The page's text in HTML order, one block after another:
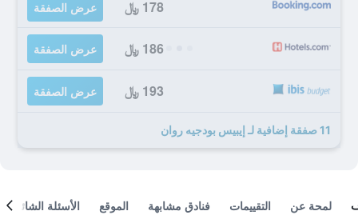
178 ﷼ عرض الصفقة
186 ﷼ عرض الصفقة
193 ﷼ عرض الصفقة
11 صفقة إضافية لـ إيبيس بودجيه روان
لمحة عن التقييمات فنادق مشابهة الموقع الأسئلة الشائعة